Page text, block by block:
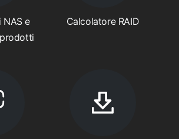
NAS e
Calcolatore RAID